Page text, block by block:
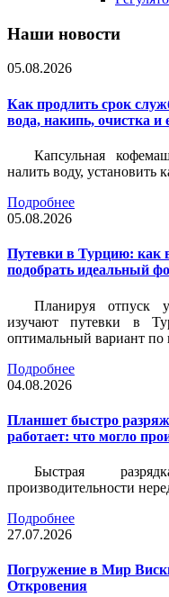
Наши новости
05.08.2026
Как продлить срок
вода, накипь, очистка и
Капсульная
налить воду, установить
Подробнее
05.08.2026
Путевки в Турцию: как
подобрать идеальный
Планируя отпуск
изучают путевки в
оптимальный вариант по
Подробнее
04.08.2026
Планшет быстро
работает: что могло
Быстрая
производительности
Подробнее
27.07.2026
Погружение в Мир
Откровения